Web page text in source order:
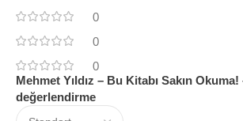
0
0
0
Mehmet Yıldız – Bu Kitabı Sakın Okuma!
değerlendirme